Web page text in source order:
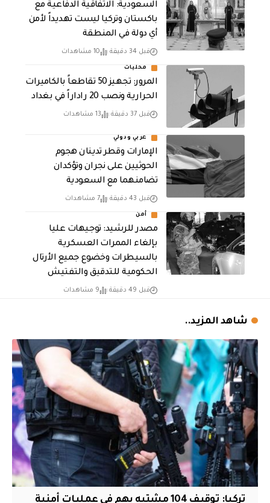
السعودية: الاتفاقية الدفاعية مع
باكستان وتركيا ليست تهديداً لأمن
أي دولة في المنطقة
قبل 34 دقيقة 10 مشاهدات
محليات
المرور: تجهيز 50 تقاطعاً بالكاميرات
الحرارية ونصب 20 راداراً في بغداد
قبل 37 دقيقة 13 مشاهدات
عربي ودولي
الإمارات وقطر تدينان هجوم
الحوثيين على نجران وتؤكدان
تضامنهما مع السعودية
قبل 43 دقيقة 7 مشاهدات
أمن
مصدر للرشيد: توجيهات عليا
بإلغاء الممرات العسكرية
بالسيطرات وخضوع جميع الأرتال
الحكومية للتدقيق والتفتيش
قبل 49 دقيقة 9 مشاهدات
شاهد المزيد..
تركيا: توقيف 104 مشتبه بهم في عمليات أمنية